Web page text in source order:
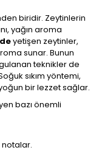
biridir. Zeytinlerin
yağın aroma
yetişen zeytinler,
sunar. Bunun
teknikler de
sıkım yöntemi,
bir lezzet sağlar.
bazı önemli
notalar.